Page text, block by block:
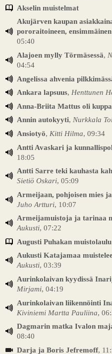
Akselin muistelmat
Akujärven kaupan
pororaitoineen,
05:40
Alajoen mylly Törmäsessä,
04:54
Angelissa ahvenia
Ankara lapsuus, Henttunen
Anna-Briita Mattus oli
Annin autokyyti, Nurkkala
Ansiotyö, Kitti Hilma, 09:34
Antti Avaskari ja
18:05
Antti Sarre teki kauhasta
Sietiö Oskari, 05:09
Armeijaan, pohjoisen mies
Juho Artturi, 10:07
Armeijamuistoja ja tarinaa
Aukusti, 07:22
Augusti Puhakan muistolaulu
Aukusti Katajamaa
Aukusti, 03:39
Aurinkolaivan kyydissä
Mirjami, 04:19
Aurinkolaivan liikennöinti
Kiviniemi Martta Pauliina,
Dagmarin matka Ivalon
08:40
Darja ja Boris Jefremoff,